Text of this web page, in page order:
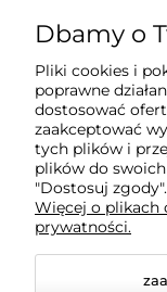
Informacje
Nasz serwis
plików cookies
internetowej i
bez zmiany
one umieszczane
końcowym.
ustawienia.
Na stronie
Dbamy o
Pliki cookies i
poprawne
dostosować
zaakceptować
tych plików i
plików do
"Dostosuj zgody".
Więcej o plikach
prywatności.